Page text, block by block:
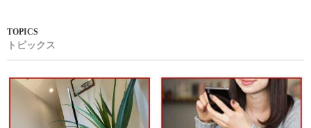
トピックス